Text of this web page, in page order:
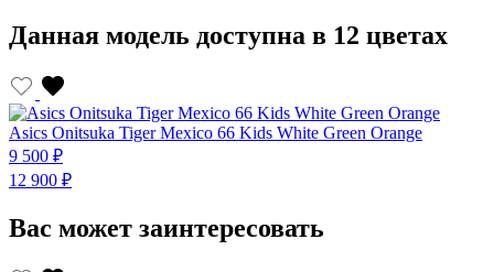
Данная модель доступна в 12 цветах
Asics Onitsuka Tiger Mexiсo 66 Kids White Green Orange
9 500 ₽
12 900 ₽
Вас может заинтересовать